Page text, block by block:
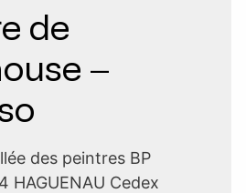
de
–
des peintres BP
HAGUENAU Cedex